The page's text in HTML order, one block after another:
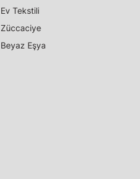
Ev Tekstili
Züccaciye
Beyaz Eşya